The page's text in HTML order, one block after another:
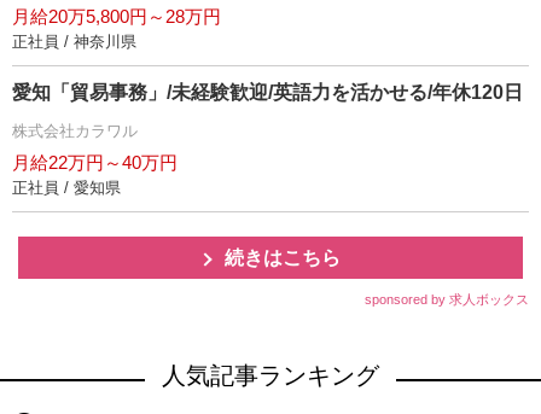
月給20万5,800円～28万円
正社員 / 神奈川県
愛知「貿易事務」/未経験歓迎/英語力を活かせる/年休120日
株式会社カラワル
月給22万円～40万円
正社員 / 愛知県
続きはこちら
sponsored by 求人ボックス
人気記事ランキング